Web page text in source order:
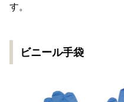
す。
ビニール手袋